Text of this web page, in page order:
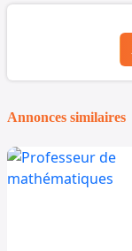
Annonces similaires